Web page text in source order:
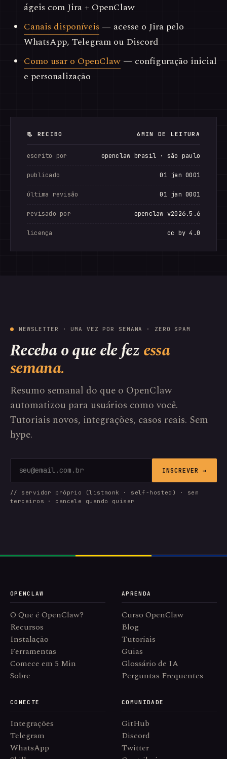
ágeis com Jira + OpenClaw
Canais disponíveis — acesse o Jira pelo
WhatsApp, Telegram ou Discord
Como usar o OpenClaw — configuração inicial
e personalização
📃 RECIBO 6MIN DE LEITURA
escrito por openclaw brasil · são paulo
publicado 01 jan 0001
última revisão 01 jan 0001
revisado por openclaw v2026.5.6
licença cc by 4.0
NEWSLETTER · UMA VEZ POR SEMANA · ZERO SPAM
Receba o que ele fezessa
semana.
Resumo semanal do que o OpenClaw
automatizou para usuários como você.
Tutoriais novos, integrações, casos reais. Sem
hype.
INSCREVER →
// servidor próprio (listmonk · self-hosted) · sem
terceiros · cancele quando quiser
OPENCLAW
O Que é OpenClaw?
Recursos
Instalação
Ferramentas
Comece em 5 Min
Sobre
APRENDA
Curso OpenClaw
Blog
Tutoriais
Guias
Glossário de IA
Perguntas Frequentes
CONECTE
Integrações
Telegram
WhatsApp
COMUNIDADE
GitHub
Discord
Twitter